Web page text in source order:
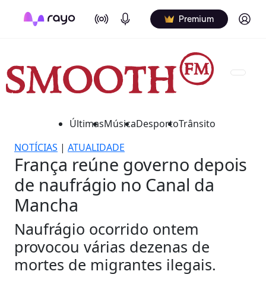
On Air Podcasts Premium Log in
ÚltimasMúsicaDesportoTrânsito
NOTÍCIAS | ATUALIDADE
França reúne governo depois
de naufrágio no Canal da
Mancha
Naufrágio ocorrido ontem
provocou várias dezenas de
mortes de migrantes ilegais.